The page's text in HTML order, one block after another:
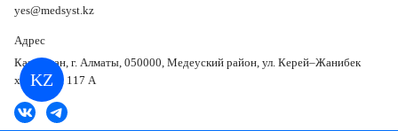
KZ
yes@medsyst.kz
Адрес
Казахстан, г. Алматы, 050000, Медеуский район, ул. Керей–Жанибек
хандар, д. 117 А